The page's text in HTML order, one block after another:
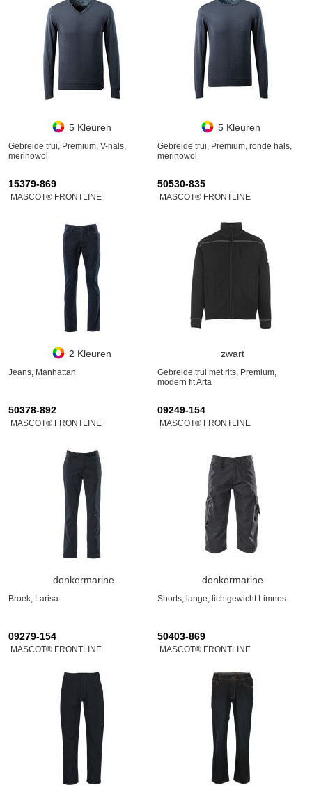
5 Kleuren
Gebreide trui, Premium, V-hals,
merinowol
5 Kleuren
Gebreide trui, Premium, ronde hals,
merinowol
15379-869
MASCOT® FRONTLINE
2 Kleuren
Jeans, Manhattan
50530-835
MASCOT® FRONTLINE
zwart
Gebreide trui met rits, Premium,
modern fit Arta
50378-892
MASCOT® FRONTLINE
donkermarine
Broek, Larisa
09249-154
MASCOT® FRONTLINE
donkermarine
Shorts, lange, lichtgewicht Limnos
09279-154
MASCOT® FRONTLINE
50403-869
MASCOT® FRONTLINE